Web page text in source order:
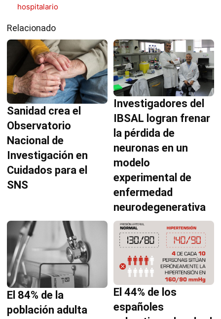
hospitalario
Relacionado
Sanidad crea el
Observatorio
Nacional de
Investigación en
Cuidados para el
SNS
Investigadores del
IBSAL logran frenar
la pérdida de
neuronas en un
modelo
experimental de
enfermedad
neurodegenerativa
El 84% de la
población adulta
El 44% de los
españoles